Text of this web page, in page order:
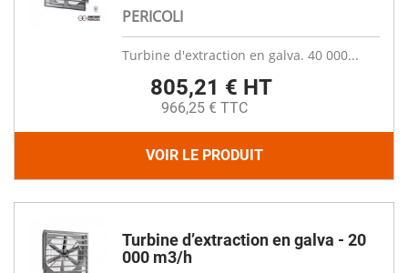
PERICOLI
Turbine d'extraction en galva. 40 000...
805,21 € HT
966,25 € TTC
VOIR LE PRODUIT
Turbine d’extraction en galva - 20
000 m3/h